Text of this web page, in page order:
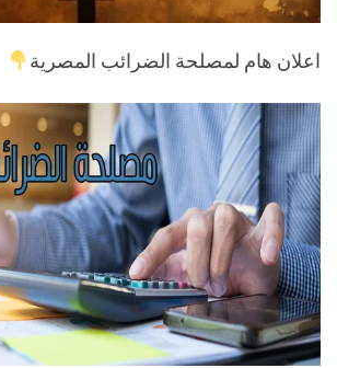
اعلان هام لمصلحة الضرائب المصرية